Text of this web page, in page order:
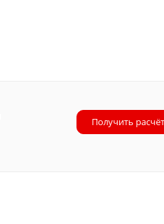
Получить